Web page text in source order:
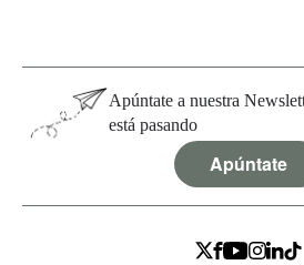
Apúntate a nuestra
está pasando
Apúntate